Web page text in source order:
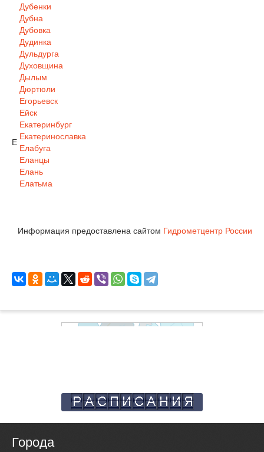
Дубенки
Дубна
Дубовка
Дудинка
Дульдурга
Духовщина
Дылым
Дюртюли
Е
Егорьевск
Ейск
Екатеринбург
Екатеринославка
Елабуга
Еланцы
Елань
Елатьма
Информация предоставлена сайтом Гидрометцентр России
Города